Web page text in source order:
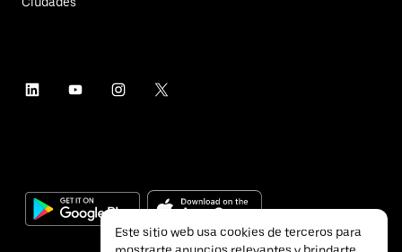
Este sitio web usa cookies de terceros para